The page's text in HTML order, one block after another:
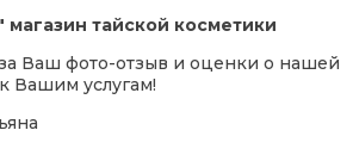
магазин тайской косметики
Ваш фото-отзыв и оценки о нашей
Вашим услугам!